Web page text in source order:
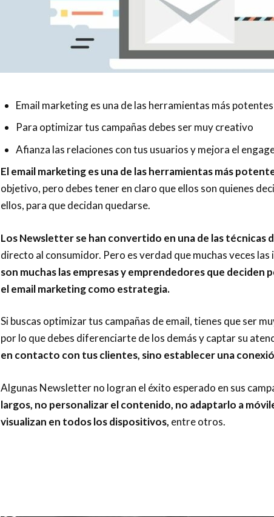
Email marketing es una de las herramientas más
Para optimizar tus campañas debes ser muy creativo
Afianza las relaciones con tus usuarios y mejora el
El email marketing es una de las herramientas más
objetivo, pero debes tener en claro que ellos son quienes
ellos, para que decidan quedarse.
Los Newsletter se han convertido en una de las técnicas
directo al consumidor. Pero es verdad que muchas veces
son muchas las empresas y emprendedores que
el email marketing como estrategia.
Si buscas optimizar tus campañas de email, tienes que ser
por lo que debes diferenciarte de los demás y captar su
en contacto con tus clientes, sino establecer una
Algunas Newsletter no logran el éxito esperado en sus
largos, no personalizar el contenido, no adaptarlo a
visualizan en todos los dispositivos, entre otros.